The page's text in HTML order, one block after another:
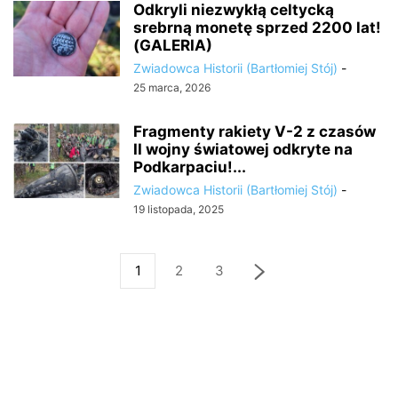
Odkryli niezwykłą celtycką
srebrną monetę sprzed 2200 lat!
(GALERIA)
Zwiadowca Historii (Bartłomiej Stój) -
25 marca, 2026
Fragmenty rakiety V-2 z czasów
II wojny światowej odkryte na
Podkarpaciu!...
Zwiadowca Historii (Bartłomiej Stój) -
19 listopada, 2025
1 2 3